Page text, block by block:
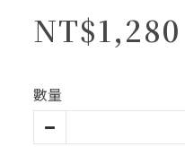
NT$1,280
數量